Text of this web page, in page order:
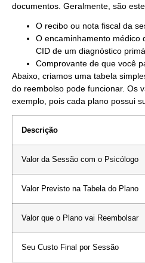
documentos. Geralmente, são
O recibo ou nota fiscal da
O encaminhamento médico
CID de um diagnóstico
Comprovante de que você
Abaixo, criamos uma tabela
do reembolso pode funcionar. Os
exemplo, pois cada plano possui
Descrição
Valor da Sessão com o Psicólogo
Valor Previsto na Tabela do Plano
Valor que o Plano vai Reembolsar
Seu Custo Final por Sessão